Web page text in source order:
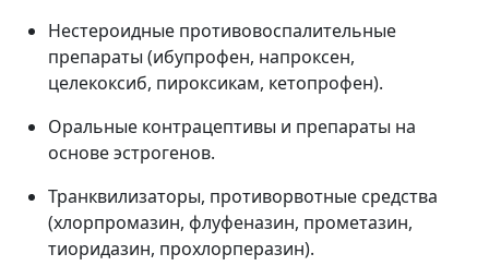
Нестероидные противовоспалительные
препараты (ибупрофен, напроксен,
целекоксиб, пироксикам, кетопрофен).
Оральные контрацептивы и препараты на
основе эстрогенов.
Транквилизаторы, противорвотные средства
(хлорпромазин, флуфеназин, прометазин,
тиоридазин, прохлорперазин).